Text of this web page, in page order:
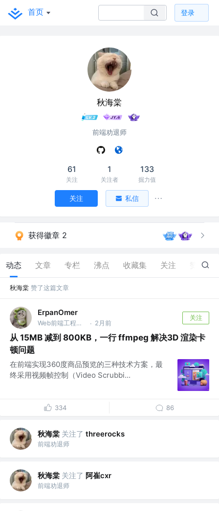
首页 登录
秋海棠
前端劝退师
61
关注
1
关注者
133
掘力值
关注 私信
获得徽章 2
动态 文章 专栏 沸点 收藏集 关注 22
秋海棠 赞了这篇文章
ErpanOmer
Web前端工程师 @跨境 · 2月前
关注
从 15MB 减到 800KB，一行 ffmpeg 解决3D 渲染卡
顿问题
在前端实现360度商品预览的三种技术方案，最
终采用视频帧控制（Video Scrubbi...
334 86
秋海棠 关注了 threerocks
前端劝退师
秋海棠 关注了 阿崔cxr
前端劝退师